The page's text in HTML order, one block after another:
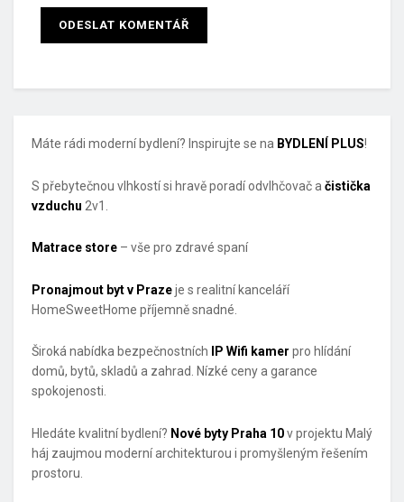
Máte rádi moderní bydlení? Inspirujte se na BYDLENÍ PLUS!
S přebytečnou vlhkostí si hravě poradí odvlhčovač a čistička
vzduchu 2v1.
Matrace store – vše pro zdravé spaní
Pronajmout byt v Prazeje s realitní kanceláří
HomeSweetHome příjemně snadné.
Široká nabídka bezpečnostních IP Wifi kamer pro hlídání
domů, bytů, skladů a zahrad. Nízké ceny a garance
spokojenosti.
Hledáte kvalitní bydlení? Nové byty Praha 10v projektu Malý
háj zaujmou moderní architekturou i promyšleným řešením
prostoru.